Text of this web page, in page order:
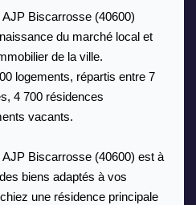
Biscarrosse (40600)
du marché local et
de la ville.
logements, répartis entre 7
4 700 résidences
vacants.
Biscarrosse (40600) est à
biens adaptés à vos
une résidence principale